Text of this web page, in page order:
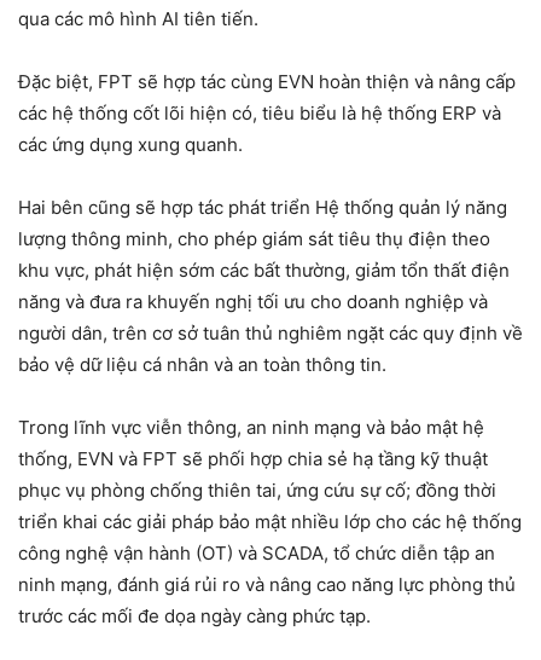
qua các mô hình AI tiên tiến.
Đặc biệt, FPT sẽ hợp tác cùng EVN hoàn thiện và nâng cấp
các hệ thống cốt lõi hiện có, tiêu biểu là hệ thống ERP và
các ứng dụng xung quanh.
Hai bên cũng sẽ hợp tác phát triển Hệ thống quản lý năng
lượng thông minh, cho phép giám sát tiêu thụ điện theo
khu vực, phát hiện sớm các bất thường, giảm tổn thất điện
năng và đưa ra khuyến nghị tối ưu cho doanh nghiệp và
người dân, trên cơ sở tuân thủ nghiêm ngặt các quy định về
bảo vệ dữ liệu cá nhân và an toàn thông tin.
Trong lĩnh vực viễn thông, an ninh mạng và bảo mật hệ
thống, EVN và FPT sẽ phối hợp chia sẻ hạ tầng kỹ thuật
phục vụ phòng chống thiên tai, ứng cứu sự cố; đồng thời
triển khai các giải pháp bảo mật nhiều lớp cho các hệ thống
công nghệ vận hành (OT) và SCADA, tổ chức diễn tập an
ninh mạng, đánh giá rủi ro và nâng cao năng lực phòng thủ
trước các mối đe dọa ngày càng phức tạp.